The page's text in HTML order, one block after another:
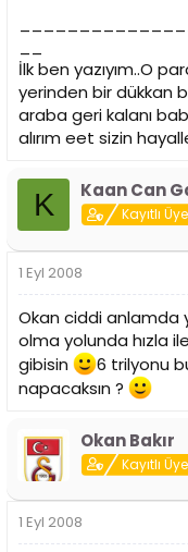
İlk ben yazıyım..O
yerinden bir dükkan
araba geri kalanı
alırım eet sizin
K Kaan Can
Kayıtlı Üye
1 Eyl 2008
Okan ciddi anlamda
olma yolunda hızla
gibisin
6 trilyonu
napacaksın ?
Okan Bakır
Kayıtlı Üye
1 Eyl 2008